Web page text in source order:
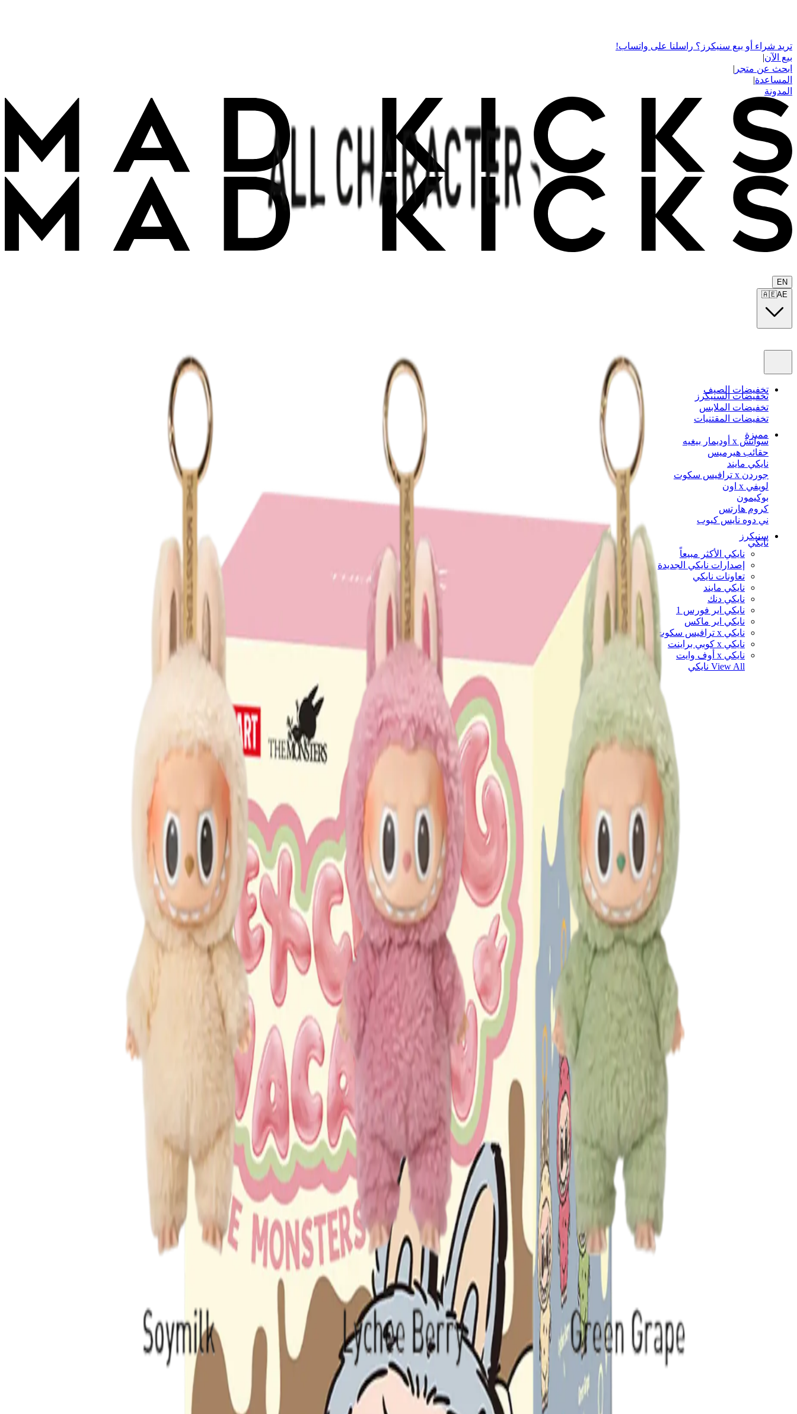
تريد شراء أو بيع سنيكرز؟ راسلنا على واتساب!
بيع الآن|
ابحث عن متجر |
المساعدة|
المدونة
EN
🇦🇪AE
تخفيضات الصيف
تخفيضات السنيكرز
تخفيضات الملابس
تخفيضات المقتنيات
مميزة
سواتش x أوديمار بيغيه
حقائب هيرميس
نايكي مايند
جوردن x ترافيس سكوت
لويفي x اون
بوكيمون
كروم هارتس
ني دوه نايس كيوب
سنيكرز
نايكي
نايكي الأكثر مبيعاً
إصدارات نايكي الجديدة
تعاونات نايكي
نايكي مايند
نايكي دنك
نايكي اير فورس 1
نايكي اير ماكس
نايكي x ترافيس سكوت
نايكي x كوبي براينت
نايكي x أوف وايت
View All نايكي